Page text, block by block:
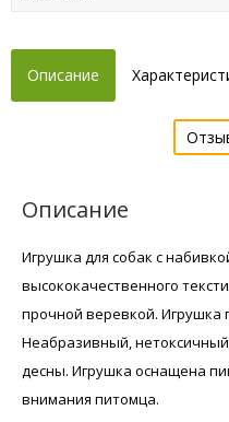
Описание
Описание
Игрушка для собак с
высококачественного
прочной веревкой. Игрушка
Неабразивный,
десны. Игрушка оснащена
внимания питомца.